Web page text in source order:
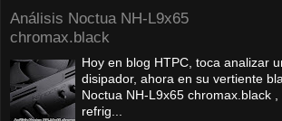
Análisis Noctua NH-L9x65
chromax.black
Hoy en blog HTPC, toca analizar
disipador, ahora en su vertiente
Noctua NH-L9x65 chromax.black
refrig...